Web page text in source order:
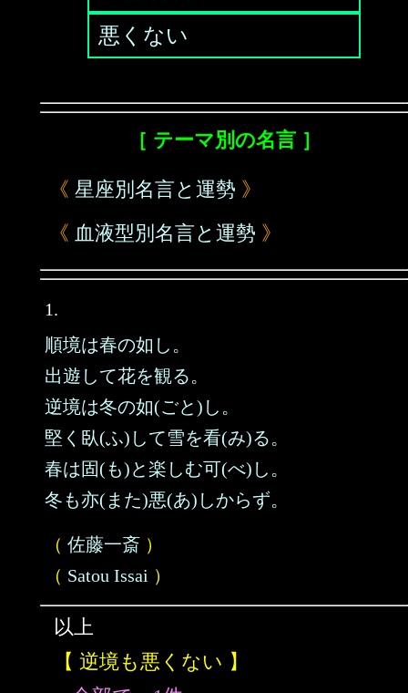
悪くない
［ テーマ別の名言 ］
《 星座別名言と運勢 》
《 血液型別名言と運勢 》
1.
順境は春の如し。
出遊して花を観る。
逆境は冬の如(ごと)し。
堅く臥(ふ)して雪を看(み)る。
春は固(も)と楽しむ可(べ)し。
冬も亦(また)悪(あ)しからず。
（ 佐藤一斎 ）
（ Satou Issai ）
以上
【 逆境も悪くない 】